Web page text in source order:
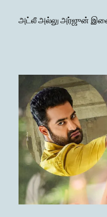
அட்லீ அல்லு அர்ஜுன்